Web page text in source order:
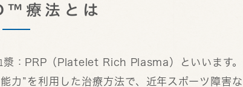
療法とは
漿：PRP（Platelet Rich Plasma）といいます。
力”を利用した治療方法で、近年スポーツ障害な